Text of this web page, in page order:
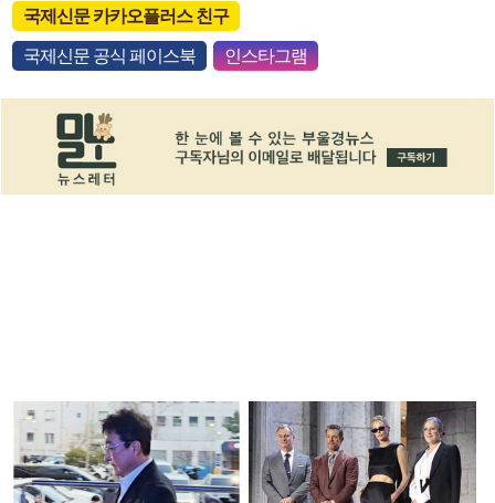
국제신문 카카오플러스 친구
국제신문 공식 페이스북 인스타그램